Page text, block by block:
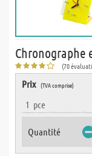
Chronographe
(70
Prix (TVA comprise)
1 pce
Quantité